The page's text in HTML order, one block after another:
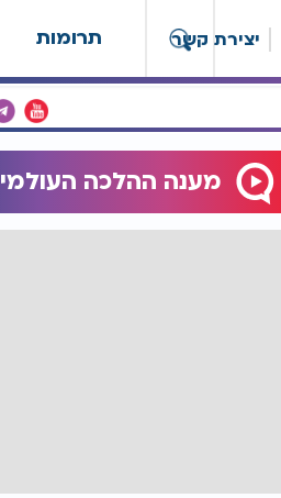
תרומות יצירת קשר
מענה ההלכה העולמי